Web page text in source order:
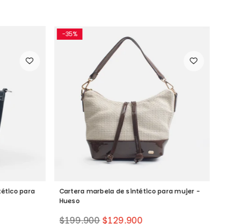
para
-35%
Cartera marbela de sintético para mujer -
Hueso
Precio
$199.900 $129.900